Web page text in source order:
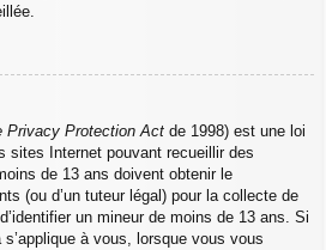
Privacy Protection Act de 1998) est une loi
sites Internet pouvant recueillir des
de 13 ans doivent obtenir le
(ou d’un tuteur légal) pour la collecte de
un mineur de moins de 13 ans. Si
à vous, lorsque vous vous